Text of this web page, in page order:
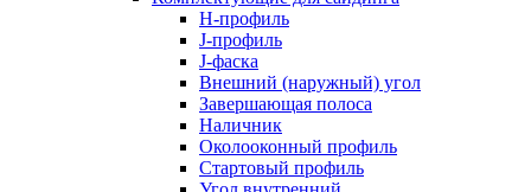
H-профиль
J-профиль
J-фаска
Внешний (наружный) угол
Завершающая полоса
Наличник
Околооконный профиль
Стартовый профиль